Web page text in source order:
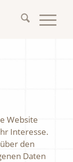
Website
Interesse.
den
Daten